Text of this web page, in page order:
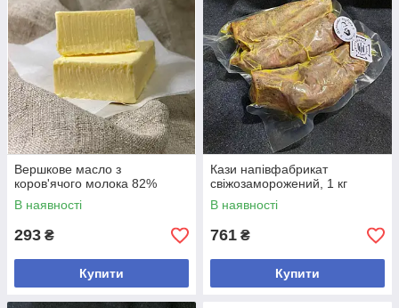
Вершкове масло з
коров'ячого молока 82%
В наявності
293 ₴
Купити
Кази напівфабрикат
свіжозаморожений, 1 кг
В наявності
761 ₴
Купити